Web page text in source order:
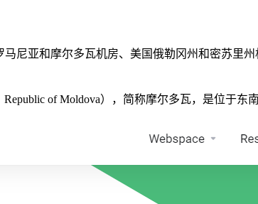
尼亚和摩尔多瓦机房、美国俄勒冈州和密苏里
of Moldova），简称摩尔多瓦，是位于